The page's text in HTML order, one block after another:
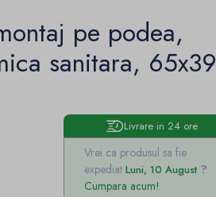
pe podea,
sanitara, 65x39
Livrare in 24 ore
Vrei ca produsul sa fie
expediat Luni, 10 August
Cumpara acum!